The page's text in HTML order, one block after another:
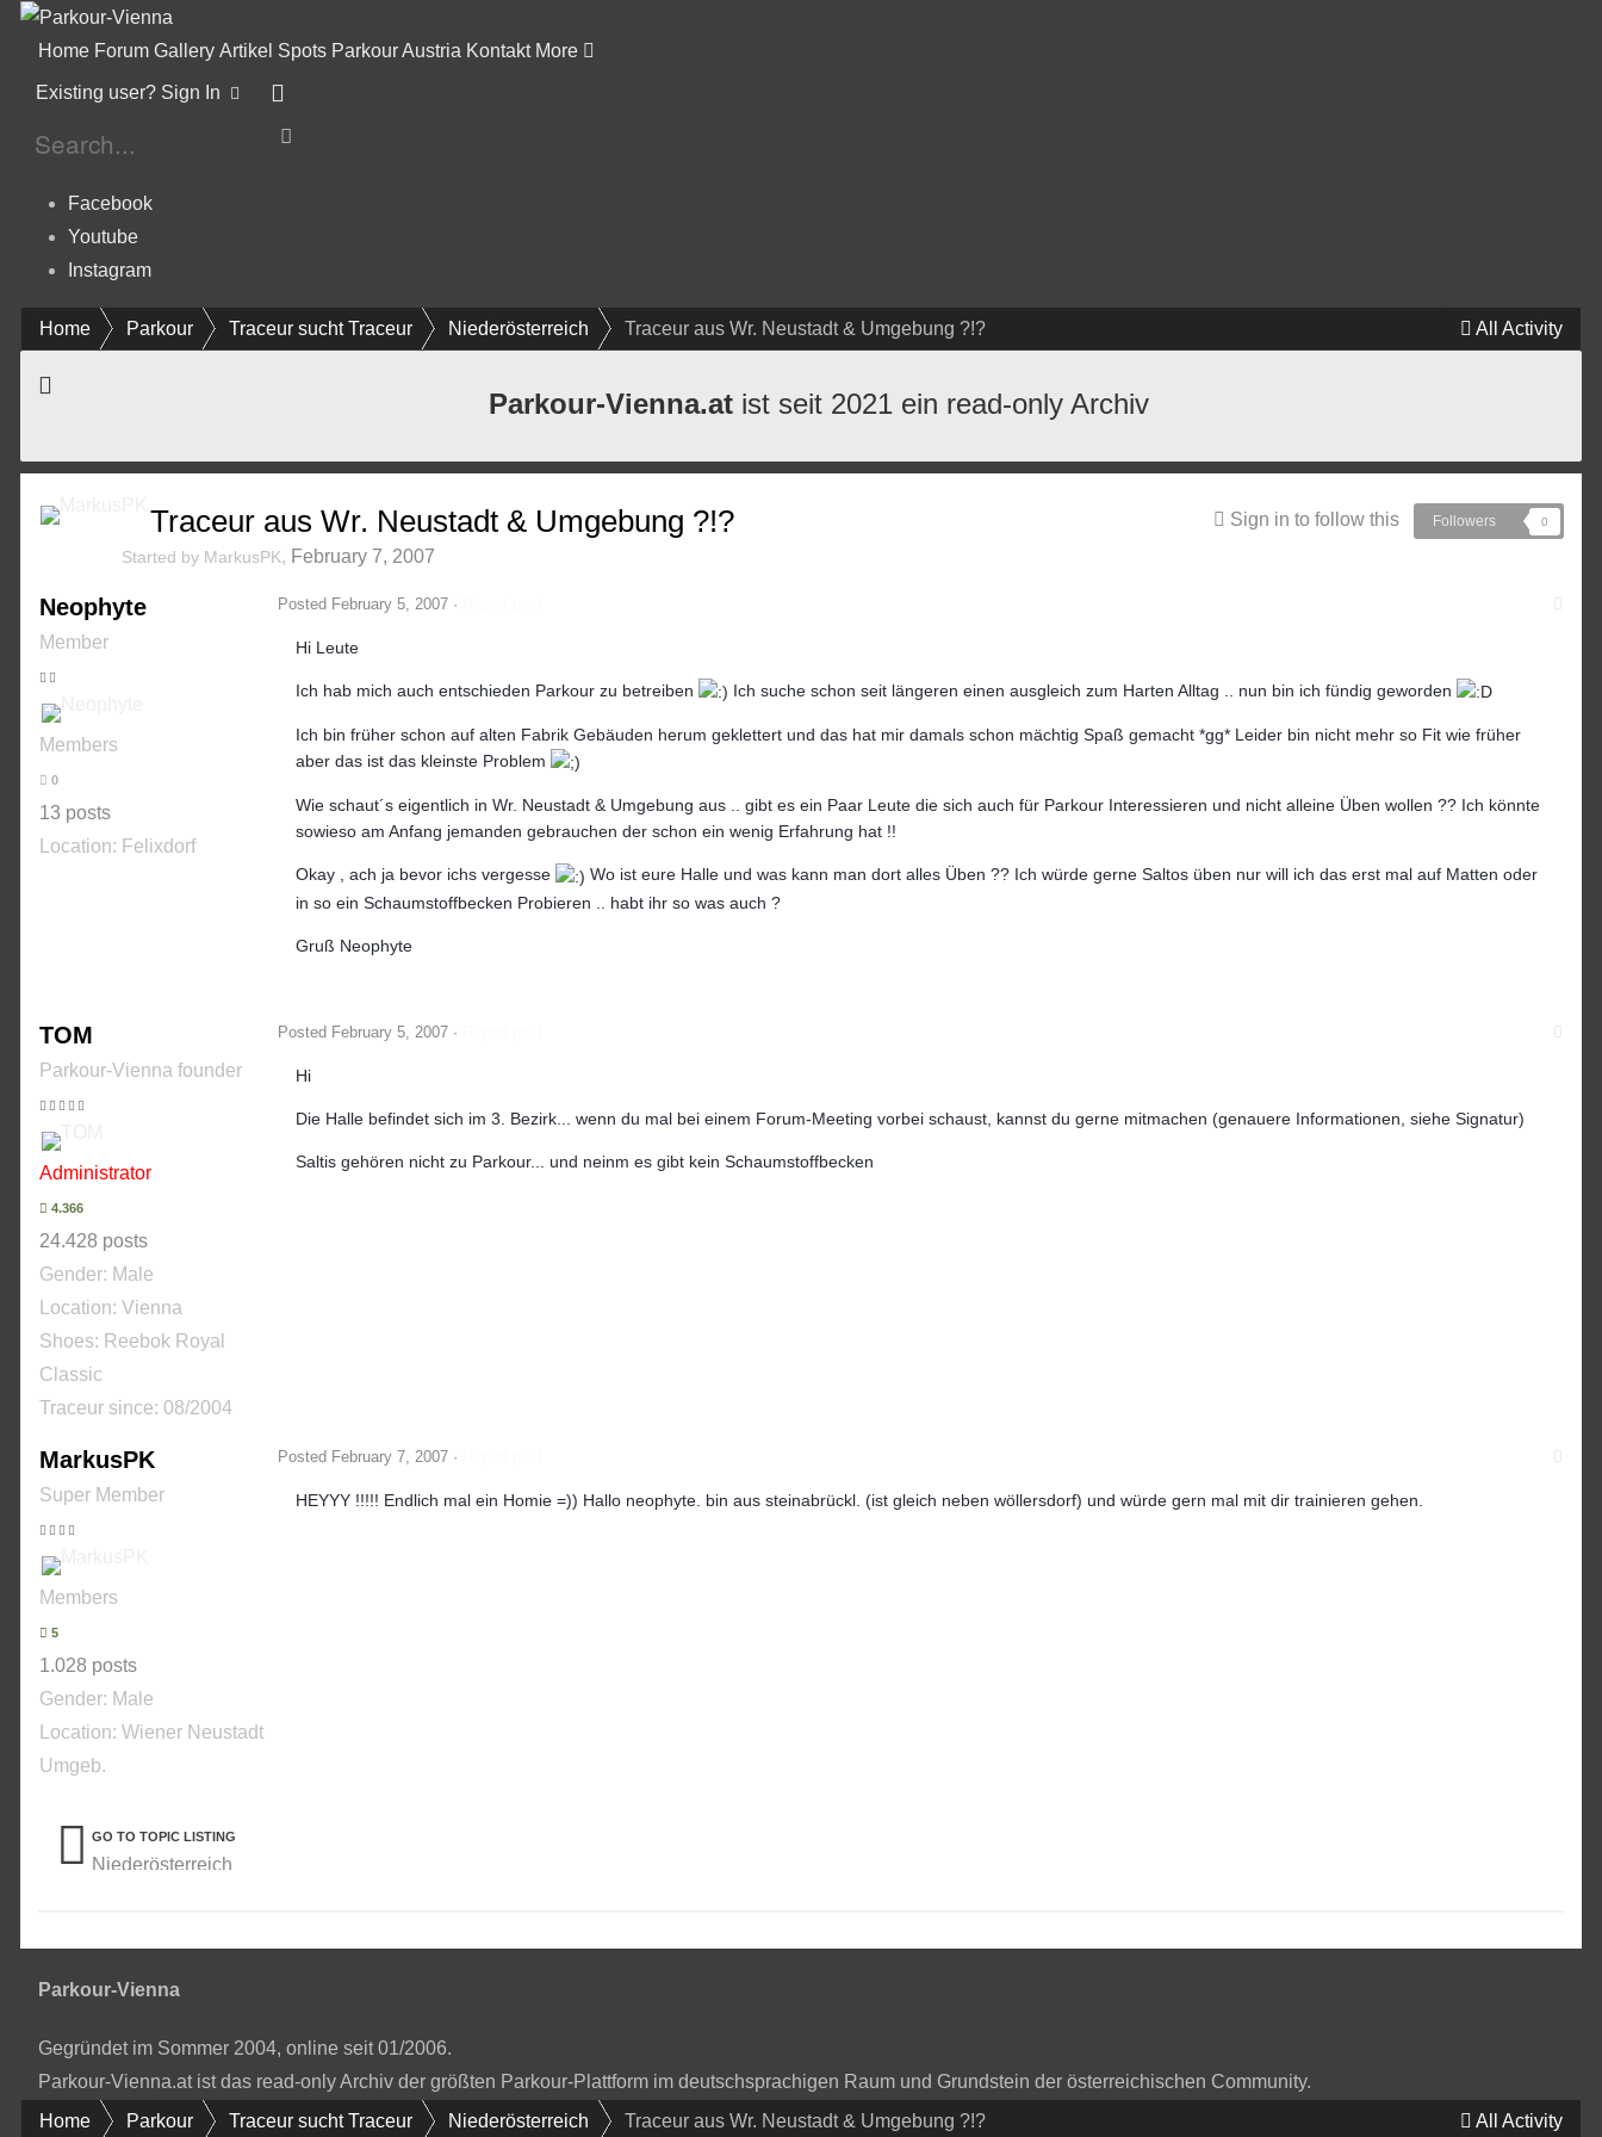
Home Forum Gallery Artikel Spots Parkour Austria Kontakt More
Existing user? Sign In
Facebook
Youtube
Instagram
All Activity
Home Parkour Traceur sucht Traceur Niederösterreich Traceur aus Wr. Neustadt & Umgebung ?!?
Parkour-Vienna.at ist seit 2021 ein read-only Archiv
Sign in to follow this Followers 0
Traceur aus Wr. Neustadt & Umgebung ?!?
Started by MarkusPK, February 7, 2007
Neophyte
Member
Members
0
13 posts
Location: Felixdorf
Posted February 5, 2007 ·
Hi Leute
Ich hab mich auch entschieden Parkour zu betreiben Ich suche schon seit längeren einen ausgleich zum Harten Alltag .. nun bin ich fündig geworden
Ich bin früher schon auf alten Fabrik Gebäuden herum geklettert und das hat mir damals schon mächtig Spaß gemacht *gg* Leider bin nicht mehr so Fit wie früher
aber das ist das kleinste Problem
Wie schaut´s eigentlich in Wr. Neustadt & Umgebung aus .. gibt es ein Paar Leute die sich auch für Parkour Interessieren und nicht alleine Üben wollen ?? Ich könnte
sowieso am Anfang jemanden gebrauchen der schon ein wenig Erfahrung hat !!
Okay , ach ja bevor ichs vergesse
Wo ist eure Halle und was kann man dort alles Üben ?? Ich würde gerne Saltos üben nur will ich das erst mal auf Matten oder
in so ein Schaumstoffbecken Probieren .. habt ihr so was auch ?
Gruß Neophyte
TOM
Parkour-Vienna founder
Administrator
4.366
24.428 posts
Gender: Male
Location: Vienna
Shoes: Reebok Royal
Classic
Traceur since: 08/2004
Posted February 5, 2007 ·
Hi
Die Halle befindet sich im 3. Bezirk... wenn du mal bei einem Forum-Meeting vorbei schaust, kannst du gerne mitmachen (genauere Informationen, siehe Signatur)
Saltis gehören nicht zu Parkour... und neinm es gibt kein Schaumstoffbecken
MarkusPK
Super Member
Members
5
1.028 posts
Gender: Male
Location: Wiener Neustadt
Umgeb.
Posted February 7, 2007 ·
HEYYY !!!!! Endlich mal ein Homie =)) Hallo neophyte. bin aus steinabrückl. (ist gleich neben wöllersdorf) und würde gern mal mit dir trainieren gehen.
GO TO TOPIC LISTING
Niederösterreich
Parkour-Vienna
Gegründet im Sommer 2004, online seit 01/2006.
Parkour-Vienna.at ist das read-only Archiv der größten Parkour-Plattform im deutschsprachigen Raum und Grundstein der österreichischen Community.
All Activity
Home Parkour Traceur sucht Traceur Niederösterreich Traceur aus Wr. Neustadt & Umgebung ?!?